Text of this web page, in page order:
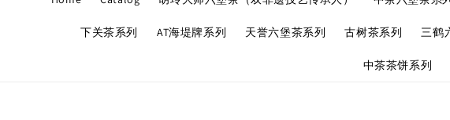
下关茶系列 AT海堤牌系列 天誉六堡茶系列 古树茶系列 三鹤
中茶茶饼系列